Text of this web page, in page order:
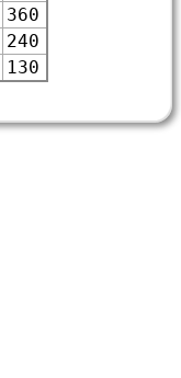
360
240
130